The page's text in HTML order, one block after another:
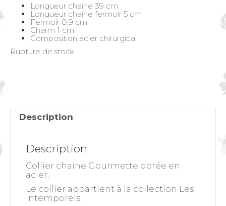
Longueur chaîne 39 cm
Longueur chaîne fermoir 5 cm
Fermoir 0.9 cm
Charm 1 cm
Composition acier chirurgical
Rupture de stock
Description
Description
Collier chaine Gourmette dorée en
acier.
Le collier appartient à la collection Les
Intemporels.